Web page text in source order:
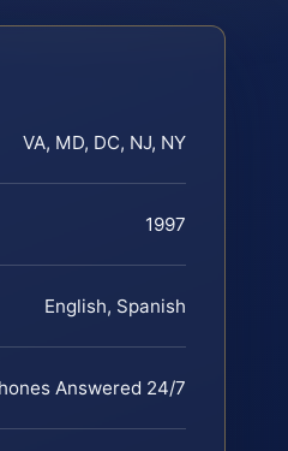
VA, MD, DC, NJ, NY
1997
English, Spanish
Answered 24/7